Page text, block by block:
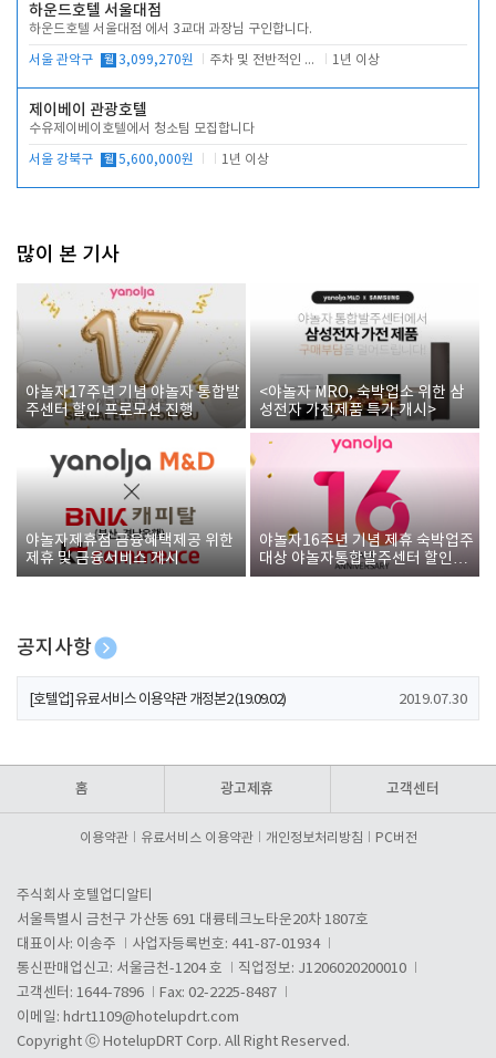
하운드호텔 서울대점
하운드호텔 서울대점 에서 3교대 과장님 구인합니다.
서울 관악구 월 3,099,270원 주차 및 전반적인 당번업무 1년 이상
제이베이 관광호텔
수유제이베이호텔에서 청소팀 모집합니다
서울 강북구 월 5,600,000원 1년 이상
많이 본 기사
야놀자17주년 기념 야놀자 통합발
주센터 할인 프로모션 진행
<야놀자 MRO, 숙박업소 위한 삼
성전자 가전제품 특가 개시>
야놀자제휴점 금융혜택제공 위한
제휴 및 금융서비스 게시
야놀자16주년 기념 제휴 숙박업주
대상 야놀자통합발주센터 할인쿠
폰 증정
공지사항
[호텔업] 개인정보 처리방침 개정본1 (19.09.02)
[호텔업] 유료서비스 이용약관 개정본2 (19.09.02) 2019.07.30
홈 광고제휴 고객센터
이용약관 유료서비스 이용약관 개인정보처리방침 PC버전
주식회사 호텔업디알티
서울특별시 금천구 가산동 691 대륭테크노타운20차 1807호
대표이사: 이송주
사업자등록번호: 441-87-01934
통신판매업신고: 서울금천-1204 호
직업정보: J1206020200010
고객센터: 1644-7896
Fax: 02-2225-8487
이메일: hdrt1109@hotelupdrt.com
Copyright ⓒ HotelupDRT Corp. All Right Reserved.